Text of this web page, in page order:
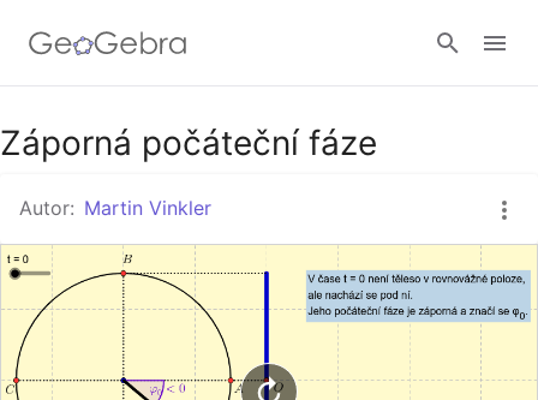
Google Classroom
GeoGebra Třída
Přihlásit
Záporná počáteční fáze
Autor: Martin Vinkler